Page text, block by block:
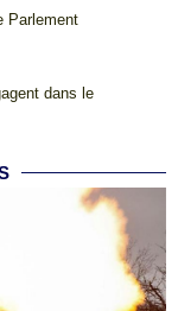
Parlement
dans le